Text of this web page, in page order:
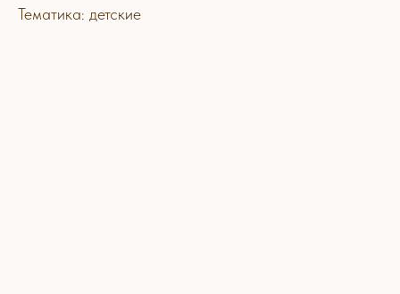
Тематика: детские